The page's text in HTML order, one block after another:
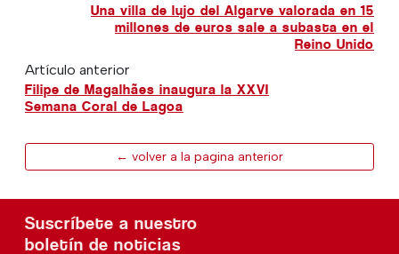
Una villa de lujo del Algarve valorada en 15
millones de euros sale a subasta en el
Reino Unido
Artículo anterior
Filipe de Magalhães inaugura la XXVI
Semana Coral de Lagoa
← volver a la pagina anterior
Suscríbete a nuestro
boletín de noticias